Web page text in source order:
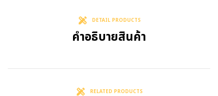
DETAIL PRODUCTS
คำอธิบายสินค้า
RELATED PRODUCTS